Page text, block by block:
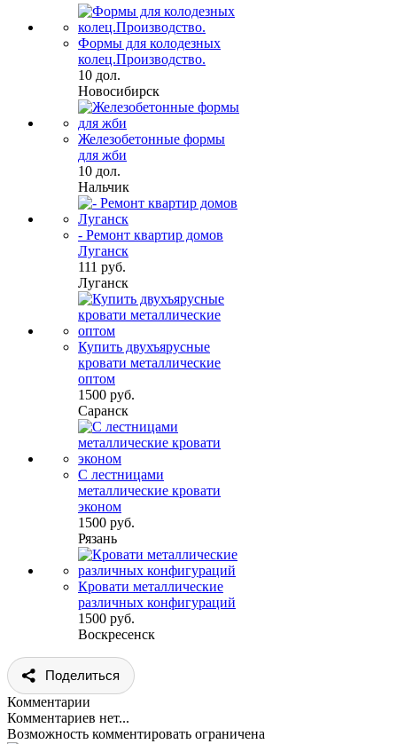
Формы для колодезных
колец.Производство.
10 дол.
Новосибирск
Железобетонные формы
для жби
10 дол.
Нальчик
- Ремонт квартир домов
Луганск
111 руб.
Луганск
Купить двухъярусные
кровати металлические
оптом
1500 руб.
Саранск
С лестницами
металлические кровати
эконом
1500 руб.
Рязань
Кровати металлические
различных конфигураций
1500 руб.
Воскресенск
Поделиться
Комментарии
Комментариев нет...
Возможность комментировать ограничена